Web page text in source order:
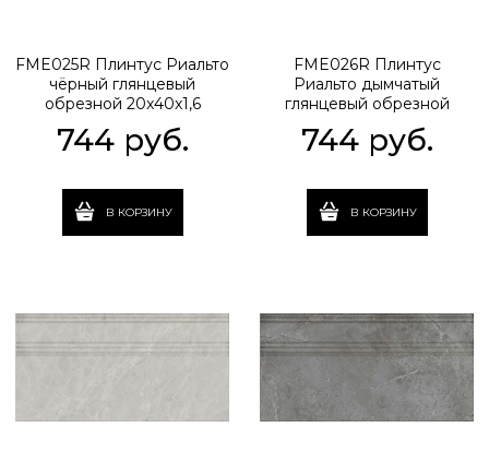
FME025R Плинтус Риальто
чёрный глянцевый
обрезной 20x40x1,6
744 руб.
В КОРЗИНУ
FME026R Плинтус
Риальто дымчатый
глянцевый обрезной
744 руб.
В КОРЗИНУ